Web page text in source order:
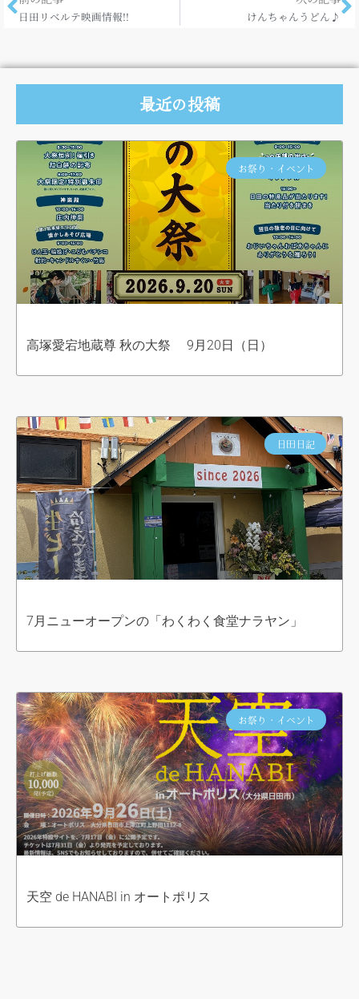
日田リベルテ映画情報!! けんちゃんうどん♪
最近の投稿
お祭り・イベント
高塚愛宕地蔵尊 秋の大祭 9月20日（日）
日田日記
7月ニューオープンの「わくわく食堂ナラヤン」
お祭り・イベント
天空 de HANABI in オートポリス